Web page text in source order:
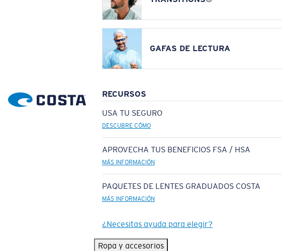
GAFAS DE LECTURA
RECURSOS
USA TU SEGURO
DESCUBRE CÓMO
APROVECHA TUS BENEFICIOS FSA / HSA
MÁS INFORMACIÓN
PAQUETES DE LENTES GRADUADOS COSTA
MÁS INFORMACIÓN
¿Necesitas ayuda para elegir?
Ropa y accesorios